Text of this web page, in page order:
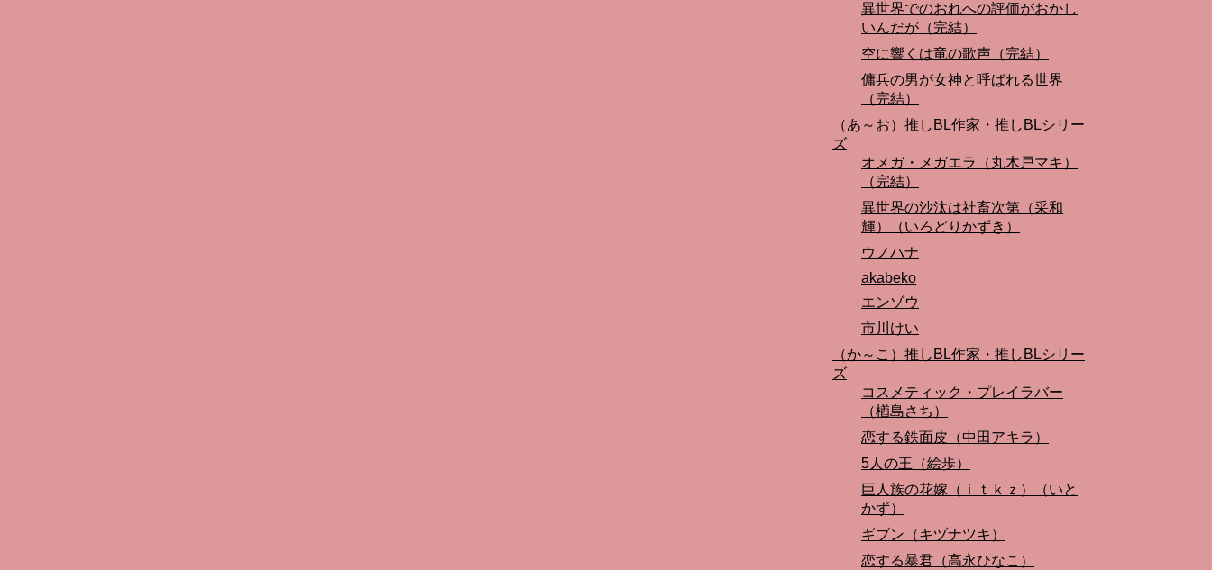
異世界でのおれへの評価がおかし
いんだが（完結）
空に響くは竜の歌声（完結）
傭兵の男が女神と呼ばれる世界
（完結）
（あ～お）推しBL作家・推しBLシリー
ズ
オメガ・メガエラ（丸木戸マキ）
（完結）
異世界の沙汰は社畜次第（采和
輝）（いろどりかずき）
ウノハナ
akabeko
エンゾウ
市川けい
（か～こ）推しBL作家・推しBLシリー
ズ
コスメティック・プレイラバー
（楢島さち）
恋する鉄面皮（中田アキラ）
5人の王（絵歩）
巨人族の花嫁（ｉｔｋｚ）（いと
かず）
ギブン（キヅナツキ）
恋する暴君（高永ひなこ）